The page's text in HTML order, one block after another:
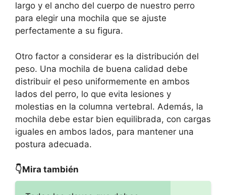
largo y el ancho del cuerpo de nuestro perro
para elegir una mochila que se ajuste
perfectamente a su figura.
Otro factor a considerar es la distribución del
peso. Una mochila de buena calidad debe
distribuir el peso uniformemente en ambos
lados del perro, lo que evita lesiones y
molestias en la columna vertebral. Además, la
mochila debe estar bien equilibrada, con cargas
iguales en ambos lados, para mantener una
postura adecuada.
👇Mira también